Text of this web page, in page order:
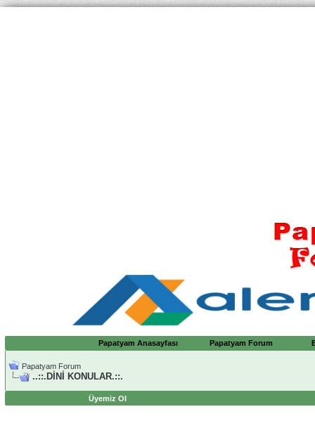
Papatyam Anasayfası Papatyam Forum
Papatyam Forum
..::.DİNİ KONULAR.::.
Üyemiz Ol